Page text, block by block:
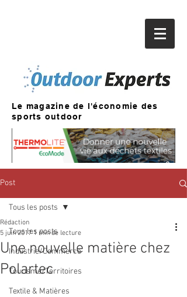
Le magazine de l'économie des
sports outdoor
Post
Tous les posts
Industrie/Commerce
Tourisme/Territoires
Textile & Matières
Tous les posts
Une nouvelle matière chez
Polartec
Rédaction
5 juin 2017 1 min de lecture